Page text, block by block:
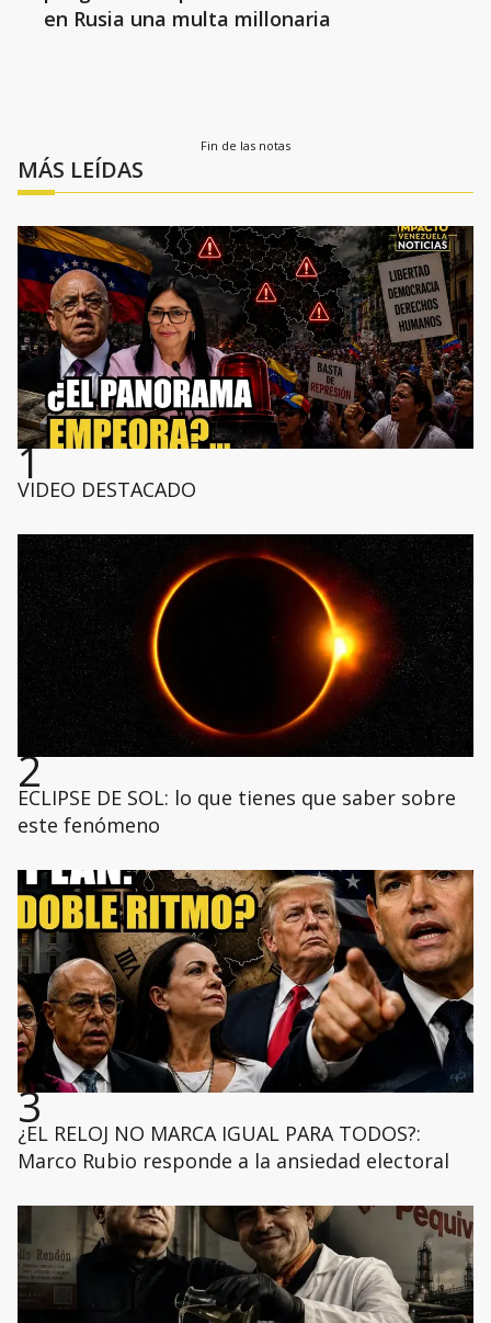
en Rusia una multa millonaria
Fin de las notas
MÁS LEÍDAS
1
VIDEO DESTACADO
2
ECLIPSE DE SOL: lo que tienes que saber sobre
este fenómeno
3
¿EL RELOJ NO MARCA IGUAL PARA TODOS?:
Marco Rubio responde a la ansiedad electoral